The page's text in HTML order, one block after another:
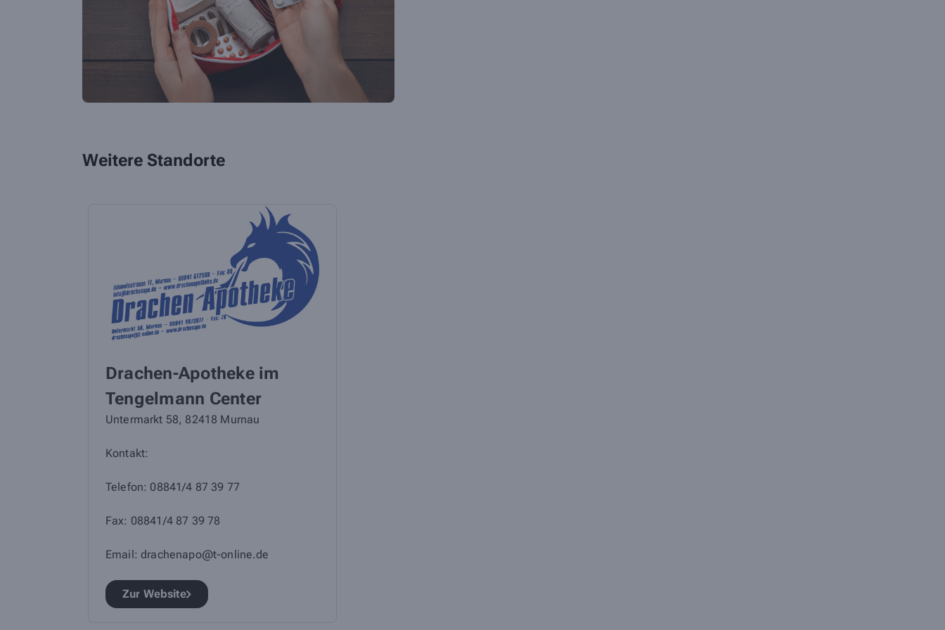
Weitere Standorte
Drachen-Apotheke im
Tengelmann Center
Untermarkt 58, 82418 Murnau
Kontakt:
Telefon: 08841/4 87 39 77
Fax: 08841/4 87 39 78
Email: drachenapo@t-online.de
Zur Website